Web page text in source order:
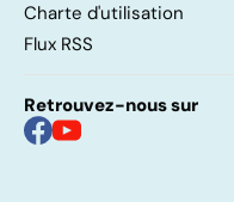
Charte d'utilisation
Flux RSS
Retrouvez-nous sur